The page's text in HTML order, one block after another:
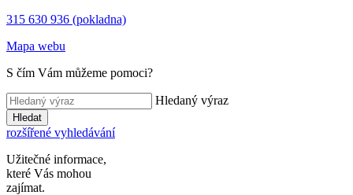
315 630 936 (pokladna)
Mapa webu
S čím Vám můžeme pomoci?
Hledaný výraz
Hledat
rozšířené vyhledávání
Užitečné informace,
které Vás mohou
zajímat.